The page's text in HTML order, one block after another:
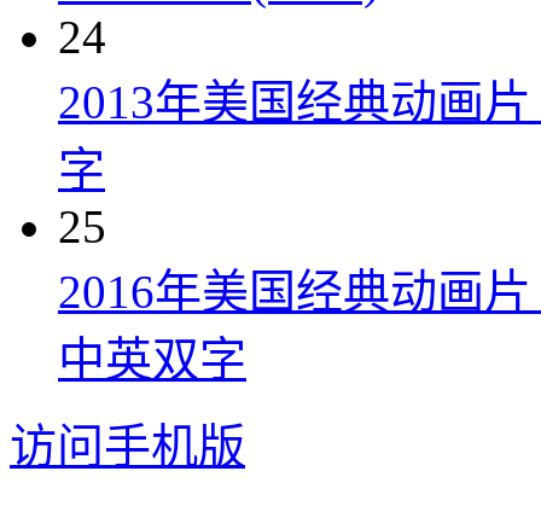
24
2013年美国经典动画
字
25
2016年美国经典动画
中英双字
访问手机版